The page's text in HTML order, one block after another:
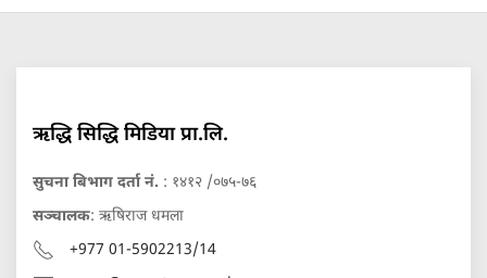
ऋद्धि सिद्धि मिडिया प्रा.लि.
सुचना बिभाग दर्ता नं. : १४१२ /०७५-७६
सञ्चालक: ऋषिराज धमला
+977 01-5902213/14